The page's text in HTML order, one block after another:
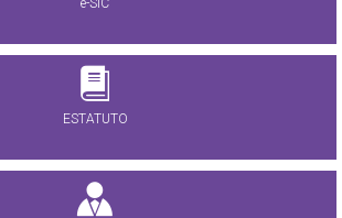
e-SIC
ESTATUTO